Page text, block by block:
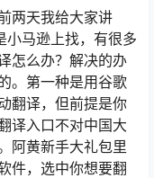
两天我给大家讲
马逊上找，有很多
怎么办？解决的办
。第一种是用谷歌
翻译，但前提是你
译入口不对中国大
阿黄新手大礼包里
件，选中你想要翻